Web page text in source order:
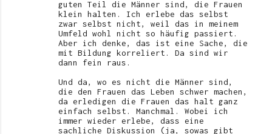
guten Teil die Männer sind, die Frauen
klein halten. Ich erlebe das selbst
zwar selbst nicht, weil das in meinem
Umfeld wohl nicht so häufig passiert.
Aber ich denke, das ist eine Sache, die
mit Bildung korreliert. Da sind wir
dann fein raus.
Und da, wo es nicht die Männer sind,
die den Frauen das Leben schwer machen,
da erledigen die Frauen das halt ganz
einfach selbst. Manchmal. Wobei ich
immer wieder erlebe, dass eine
sachliche Diskussion (ja, sowas gibt